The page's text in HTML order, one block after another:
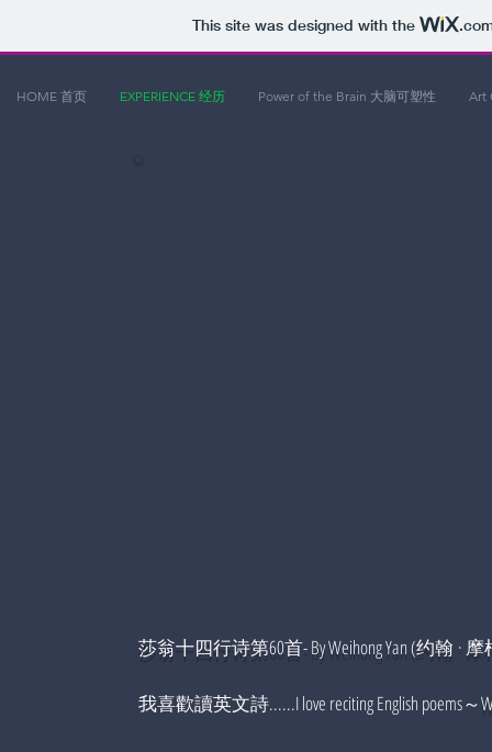
This site was designed with the
HOME 首页 EXPERIENCE 经历 Power of the Brain 大脑可塑性 Art
莎翁十四行诗第60首- By Weihong Yan (约翰 ·
我喜歡讀英文詩......I love reciting English poems～